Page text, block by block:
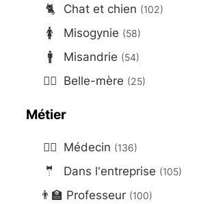
🐈 Chat et chien (102)
🚺 Misogynie (58)
🚹 Misandrie (54)
🤷‍♀️ Belle-mère (25)
Métier
👨‍⚕️ Médecin (136)
🤵 Dans l'entreprise (105)
👨‍🏫 Professeur (100)